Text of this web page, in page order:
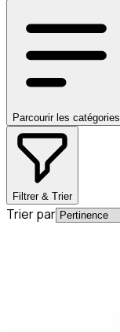
Parcourir les catégories
Filtrer & Trier
Trier par